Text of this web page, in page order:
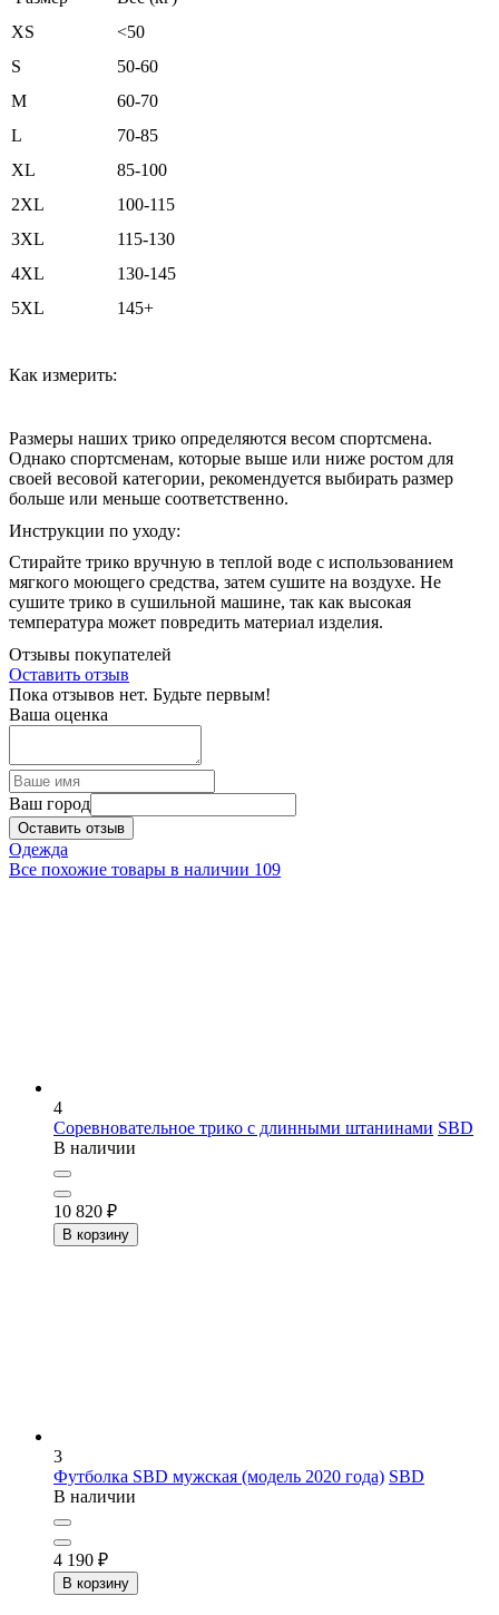
XS
<50
S
50-60
M
60-70
L
70-85
XL
85-100
2XL
100-115
3XL
115-130
4XL
130-145
5XL
145+
Как измерить:
Размеры наших трико определяются весом спортсмена.
Однако спортсменам, которые выше или ниже ростом для
своей весовой категории, рекомендуется выбирать размер
больше или меньше соответственно.
Инструкции по уходу:
Стирайте трико вручную в теплой воде с использованием
мягкого моющего средства, затем сушите на воздухе. Не
сушите трико в сушильной машине, так как высокая
температура может повредить материал изделия.
Отзывы покупателей
Оставить отзыв
Пока отзывов нет. Будьте первым!
Ваша оценка
Ваш город
Оставить отзыв
Одежда
Все похожие товары в наличии 109
4
Соревновательное трико с длинными штанинами SBD
В наличии
10 820 ₽
В корзину
3
Футболка SBD мужская (модель 2020 года) SBD
В наличии
4 190 ₽
В корзину